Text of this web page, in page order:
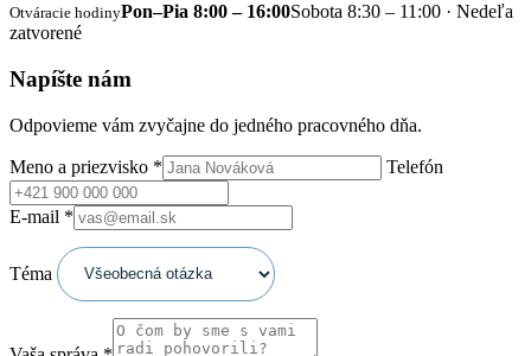
Otváracie hodinyPon–Pia 8:00 – 16:00Sobota 8:30 – 11:00 · Nedeľa
zatvorené
Napíšte nám
Odpovieme vám zvyčajne do jedného pracovného dňa.
Meno a priezvisko * Telefón
E-mail *
Téma